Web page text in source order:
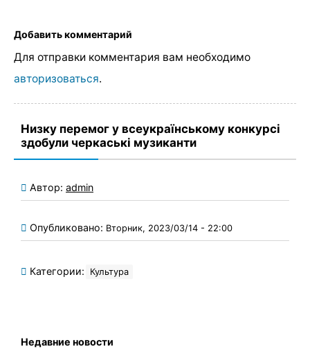
Добавить комментарий
Для отправки комментария вам необходимо
авторизоваться.
Низку перемог у всеукраїнському конкурсі
здобули черкаські музиканти
Автор: admin
Опубликовано: Вторник, 2023/03/14 - 22:00
Категории: Культура
Недавние новости